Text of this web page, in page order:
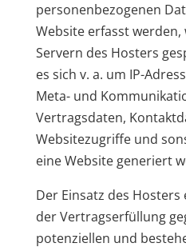
personenbezogenen
Website erfasst
Servern des Hosters
es sich v. a. um IP-
Meta- und
Vertragsdaten,
Websitezugriffe und
eine Website generiert
Der Einsatz des
der Vertragserfüllung
potenziellen und